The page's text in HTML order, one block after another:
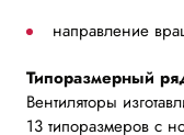
направление
Типоразмерный
Вентиляторы
13 типоразмеров с